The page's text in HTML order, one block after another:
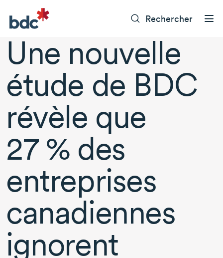
Rechercher
Une nouvelle
étude de BDC
révèle que
27 % des
entreprises
canadiennes
ignorent